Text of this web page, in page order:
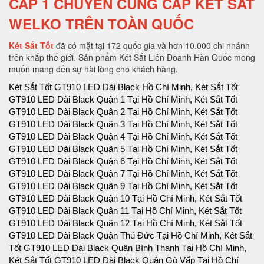
WELKO TRÊN TOÀN QUỐC
Két Sắt Tốt đã có mặt tại 172 quốc gia và hơn 10.000 chi nhánh
trên khắp thế giới. Sản phẩm Két Sắt Liên Doanh Hàn Quốc mong
muốn mang đến sự hài lòng cho khách hàng.
Két Sắt Tốt GT910 LED Dài Black Hồ Chí Minh, Két Sắt Tốt GT910 LED Dài Black Quận 1 Tại Hồ Chí Minh, Két Sắt Tốt GT910 LED Dài Black Quận 2 Tại Hồ Chí Minh, Két Sắt Tốt GT910 LED Dài Black Quận 3 Tại Hồ Chí Minh, Két Sắt Tốt GT910 LED Dài Black Quận 4 Tại Hồ Chí Minh, Két Sắt Tốt GT910 LED Dài Black Quận 5 Tại Hồ Chí Minh, Két Sắt Tốt GT910 LED Dài Black Quận 6 Tại Hồ Chí Minh, Két Sắt Tốt GT910 LED Dài Black Quận 7 Tại Hồ Chí Minh, Két Sắt Tốt GT910 LED Dài Black Quận 9 Tại Hồ Chí Minh, Két Sắt Tốt GT910 LED Dài Black Quận 10 Tại Hồ Chí Minh, Két Sắt Tốt GT910 LED Dài Black Quận 11 Tại Hồ Chí Minh, Két Sắt Tốt GT910 LED Dài Black Quận 12 Tại Hồ Chí Minh, Két Sắt Tốt GT910 LED Dài Black Quận Thủ Đức Tại Hồ Chí Minh, Két Sắt Tốt GT910 LED Dài Black Quận Bình Thạnh Tại Hồ Chí Minh, Két Sắt Tốt GT910 LED Dài Black Quận Gò Vấp Tại Hồ Chí Minh, Két Sắt Tốt GT910 LED Dài Black Quận Phú Nhuận Tại Hồ Chí Minh, Két Sắt Tốt GT910 LED Dài Black Quận Tân Phú Tại Hồ Chí Minh, Két Sắt Tốt GT910 LED Dài Black Quận Bình Tân Tại Hồ Chí Minh, Két Sắt Tốt GT910 LED Dài Black Quận Tân Bình Tại Hồ Chí Minh, Két Sắt Tốt GT910 LED Dài Black Hà Nội, Két Sắt Tốt GT910 LED Dài Black Quận Ba Đình Hà Nội, Két Sắt Tốt GT910 LED Dài Black Quận Hoàn Kiếm Hà Nội, Két Sắt Tốt GT910 LED Dài Black Quận Hai Bà Trưng Hà Nội, Két Sắt Tốt GT910 LED Dài Black Quận Đống Đa Hà Nội, Két Sắt Tốt GT910 LED Dài Black Quận Tây Hồ Hà Nội, Két Sắt Tốt GT910 LED Dài Black Quận Đống Đa Hà Nội, Két Sắt Tốt GT910 LED Dài Black Quận Thanh Xuân Hà Nội, Két Sắt Tốt GT910 LED Dài Black Quận Hoàng Mai Hà Nội, Két Sắt Tốt GT910 LED Dài Black Quận Long Biên Hà Nội, Két Sắt Tốt GT910 LED Dài Black Quận Đống Đa Hà Nội, Két Sắt Tốt GT910 LED Dài Black Huyện Thanh Trì Hà Nội, Két Sắt Tốt GT910 LED Dài Black Huyện Gia Lâm Hà Nội, Két Sắt Tốt GT910 LED Dài Black Huyện Đông Anh Hà Nội, Két Sắt Tốt GT910 LED Dài Black Huyện Sóc Sơn Hà Nội, Két Sắt Tốt GT910 LED Dài Black Quận Hà Đông Hà Nội, Két Sắt Tốt GT910 LED Dài Black Thị xã Sơn Tây Hà Nội, Két Sắt Tốt GT910 LED Dài Black Huyện Ba Vì Hà Nội, Két Sắt Tốt GT910 LED Dài Black Huyện Phúc Thọ Hà Nội, Két Sắt Tốt GT910 LED Dài Black Huyện Thạch Thất Hà Nội, Két Sắt Tốt GT910 LED Dài Black Huyện Quốc Oai Hà Nội, Két Sắt Tốt GT910 LED Dài Black Huyện Chương Mỹ Hà Nội, Két Sắt Tốt GT910 LED Dài Black Huyện Đan Phượng Hà Nội, Két Sắt Tốt GT910 LED Dài Black Huyện Hoài Đức Hà Nội, Két Sắt Tốt GT910 LED Dài Black Huyện Thanh Oai Hà Nội, Két Sắt Tốt GT910 LED Dài Black Huyện Mỹ Đức Hà Nội, Két Sắt Tốt GT910 LED Dài Black Huyện Ứng Hoà Hà Nội, Két Sắt Tốt GT910 LED Dài Black Huyện Thường Tín Hà Nội, Két Sắt Tốt GT910 LED Dài Black Huyện Phú Xuyên Hà Nội, Két Sắt Tốt GT910 LED Dài Black Huyện Mê Linh Hà Nội, Két Sắt Tốt GT910 LED Dài Black Quận Nam Từ Liên Hà Nội, Két Sắt Tốt GT910 LED Dài Black An Giang, Két Sắt Tốt GT910 LED Dài Black Thành phố Long Xuyên Tỉnh An Giang, Két Sắt Tốt GT910 LED Dài Black Thành phố Châu Đốc Tỉnh An Giang, Két Sắt Tốt GT910 LED Dài Black Huyện An Phú Tỉnh An Giang, Két Sắt Tốt GT910 LED Dài Black Thị xã Tân Châu, Két Sắt Tốt GT910 LED Dài Black Huyện Phú Tân, Két Sắt Tốt GT910 LED Dài Black Huyện Châu Phú, Két Sắt Tốt GT910 LED Dài Black Huyện Tịnh Biên, Két Sắt Tốt GT910 LED Dài Black Huyện Tri Tôn, Két Sắt Tốt GT910 LED Dài Black Huyện Châu Thành Tỉnh An Giang, Két Sắt Tốt GT910 LED Dài Black Huyện Chợ Mới Tỉnh An Giang, Két Sắt Tốt GT910 LED Dài Black Huyện Thoại Sơn Tỉnh An Giang, Két Sắt Tốt GT910 LED Dài Black Vũng Tàu, Két Sắt Tốt GT910 LED Dài Black Thành phố Vũng Tàu Tại Bà Rịa - Vũng Tàu, Két Sắt Tốt GT910 LED Dài Black Thành phố Bà Rịa Tại Bà Rịa - Vũng Tàu, Két Sắt Tốt GT910 LED Dài Black Huyện Châu Đức Tại Bà Rịa - Vũng Tàu, Két Sắt Tốt GT910 LED Dài Black Huyện Xuyên Mộc Tại Bà Rịa - Vũng Tàu, Két Sắt Tốt GT910 LED Dài Black Huyện Long Điền Tại Bà Rịa - Két Sắt Tốt GT910 LED Dài Black Cần Thơ, Két Sắt Tốt GT910 LED Dài Black Tại Thành phố Cần Thơ Tỉnh Cần Thơ, Két Sắt Tốt GT910 LED Dài Black Tại Quận Ninh Kiều Tỉnh Cần Thơ, Két Sắt Tốt GT910 LED Dài Black Tại Quận Ô Môn Tỉnh Cần Thơ, Két Sắt Tốt GT910 LED Dài Black Tại Quận Bình Thuỷ Tỉnh Cần Thơ, Két Sắt Tốt GT910 LED Dài Black Tại Quận Cái Răng Tỉnh Cần Thơ, Két Sắt Tốt GT910 LED Dài Black Tại Quận Thốt Nốt Tỉnh Cần Thơ, Két Sắt Tốt GT910 LED Dài Black Tại Huyện Vĩnh Thạnh Tỉnh Cần Thơ, Két Sắt Tốt GT910 LED Dài Black Tại Huyện Cờ Đỏ Tỉnh Cần Thơ, Két Sắt Tốt GT910 LED Dài Black Tại Huyện Phong Điền Tỉnh Cần Thơ, Két Sắt Tốt GT910 LED Dài Black Tại Huyện Thới Lai Tỉnh Cần Thơ, Két Sắt Tốt GT910 LED Dài Black Đà Nẵng, Két Sắt Tốt GT910 LED Dài Black Tại Thành phố Đà Nẵng Tỉnh Đà Nẵng, Két Sắt Tốt GT910 LED Dài Black Tại Quận Liên Chiểu Tỉnh Đà Nẵng, Két Sắt Tốt GT910 LED Dài Black Tại Quận Thanh Khê Tỉnh Đà Nẵng, Két Sắt Tốt GT910 LED Dài Black Tại Quận Hải Châu Tỉnh Đà Nẵng, Két Sắt Tốt GT910 LED Dài Black Tại Quận Sơn Trà Tỉnh Đà Nẵng, Két Sắt Tốt GT910 LED Dài Black Tại Quận Ngũ Hành Sơn Tỉnh Đà Nẵng, Két Sắt Tốt GT910 LED Dài Black Tại Quận Cẩm Lệ Tỉnh Đà Nẵng, Két Sắt Tốt GT910 LED Dài Black TạiHuyện Hòa Vang Tỉnh Đà Nẵng, Két Sắt Tốt GT910 LED Dài Black Đắk Lắk, Két Sắt Tốt GT910 LED Dài Black Tại Thành phố Buôn Ma Thuột Tỉnh Đắk Lắk, Két Sắt Tốt GT910 LED Dài Black Tại Thị xã Buôn Hồ Tỉnh Đắk Lắk, Két Sắt Tốt GT910 LED Dài Black Tại Huyện Buôn Đôn Tỉnh Đắk Lắk, Két Sắt Tốt GT910 LED Dài Black Tại Huyện Cư Kuin Tỉnh Đắk Lắk, Két Sắt Tốt GT910 LED Dài Black Tại Huyện Cư M’gar Tỉnh Đắk Lắk, Két Sắt Tốt GT910 LED Dài Black Tại Huyện Ea H’leo Tỉnh Đắk Lắk, Két Sắt Tốt GT910 LED Dài Black Tại Huyện Ea Kar Tỉnh Đắk Lắk, Két Sắt Tốt GT910 LED Dài Black Tại Huyện Ea Súp Tỉnh Đắk Lắk, Két Sắt Tốt GT910 LED Dài Black Tại Huyện Krông Ana Tỉnh Đắk Lắk, Két Sắt Tốt GT910 LED Dài Black Tại Huyện Krông Bông Tỉnh Đắk Lắk, Két Sắt Tốt GT910 LED Dài Black Tại Huyện Krông Búk Tỉnh Đắk Lắk, Két Sắt Tốt GT910 LED Dài Black Tại Huyện Krông Năng Tỉnh Đắk Lắk, Két Sắt Tốt GT910 LED Dài Black Tại Huyện Krông Pắk Tỉnh Đắk Lắk, Két Sắt Tốt GT910 LED Dài Black Tại Huyện Lắk Tỉnh Đắk Lắk, Két Sắt Tốt GT910 LED Dài Black Tại Huyện M’Đrắk Tỉnh Đắk Lắk, Két Sắt Tốt GT910 LED Dài Black Đắk Nông, Két Sắt Tốt GT910 LED Dài Black Tại Thành phố Gia Nghĩa Tỉnh Đắk Nông, Két Sắt Tốt GT910 LED Dài Black Tại Huyện Cư Jút Tỉnh Đắk Nông, Két Sắt Tốt GT910 LED Dài Black Tại Huyện Đắk Glong Tỉnh Đắk Nông, Két Sắt Tốt GT910 LED Dài Black Tại Huyện Đắk Mil Tỉnh Đắk Nông, Két Sắt Tốt GT910 LED Dài Black Tại Huyện Đắk R’lấp Tỉnh Đắk Nông, Két Sắt Tốt GT910 LED Dài Black Tại Huyện Đắk Song Tỉnh Đắk Nông, Két Sắt Tốt GT910 LED Dài Black Tại Huyện Krông Nô Tỉnh Đắk Nông, Két Sắt Tốt GT910 LED Dài Black Tại Huyện Tuy Đức Tỉnh Đắk Nông, Két Sắt Tốt GT910 LED Dài Black Đồng Nai, Két Sắt Tốt GT910 LED Dài Black Tại Thành phố Biên Hòa Tỉnh Đồng Nai, Két Sắt Tốt GT910 LED Dài Black Tại Thành phố Long Khánh Tỉnh Đồng Nai, Két Sắt Tốt GT910 LED Dài Black Tại Huyện Cẩm Mỹ Tỉnh Đồng Nai, Két Sắt Tốt GT910 LED Dài Black Tại Huyện Định Quán Tỉnh Đồng Nai, Két Sắt Tốt GT910 LED Dài Black Tại Huyện Long Thành Tỉnh Đồng Nai, Két Sắt Tốt GT910 LED Dài Black Tại Huyện Nhơn Trạch Tỉnh Đồng Nai, Két Sắt Tốt GT910 LED Dài Black Tại Huyện Tân Phú Tỉnh Đồng Nai, Két Sắt Tốt GT910 LED Dài Black Tại Huyện Thống Nhất Tỉnh Đồng Nai, Két Sắt Tốt GT910 LED Dài Black Tại Huyện Trảng Bom Tỉnh Đồng Nai, Két Sắt Tốt GT910 LED Dài Black Tại Huyện Vĩnh Cửu Tỉnh Đồng Nai, Két Sắt Tốt GT910 LED Dài Black Tại Huyện Xuân Lộc Tỉnh Đồng Nai, Két Sắt Tốt GT910 LED Dài Black Biên Hòa, Két Sắt Tốt GT910 LED Dài Black Đồng Tháp, Két Sắt Tốt GT910 LED Dài Black Tại Thành phố Cao Lãnh Tỉnh Đồng Tháp, Két Sắt Tốt GT910 LED Dài Black Tại Thành phố Sa Đéc Tỉnh Đồng Tháp, Két Sắt Tốt GT910 LED Dài Black Tại Thị xã Hồng Ngự Tỉnh Đồng Tháp, Két Sắt Tốt GT910 LED Dài Black Tại Huyện Cao Lãnh Tỉnh Đồng Tháp, Két Sắt Tốt GT910 LED Dài Black Tại Huyện Châu Thành Tỉnh Đồng Tháp, Két Sắt Tốt GT910 LED Dài Black Tại Huyện Hồng Ngự Tỉnh Đồng Tháp, Két Sắt Tốt GT910 LED Dài Black Tại Huyện Lai Vung Tỉnh Đồng Tháp, Két Sắt Tốt GT910 LED Dài Black Tại Huyện Lấp Vò Tỉnh Đồng Tháp, Két Sắt Tốt GT910 LED Dài Black Tại Huyện Tam Nông Tỉnh Đồng Tháp, Két Sắt Tốt GT910 LED Dài Black Tại Huyện Tân Hồng Tỉnh Đồng Tháp, Két Sắt Tốt GT910 LED Dài Black Tại Huyện Thanh Bình Tỉnh Đồng Tháp, Két Sắt Tốt GT910 LED Dài Black Tại Huyện Tháp Mười Tỉnh Đồng Tháp, Két Sắt Tốt GT910 LED Dài Black Tại Thành phố Điện Biên Phủ Tỉnh Điện Biên, Két Sắt Tốt GT910 LED Dài Black Tại Thị xã Mường Lay Tỉnh Điện Biên, Két Sắt Tốt GT910 LED Dài Black Tại Huyện Điện Biên Tỉnh Điện Biên, Két Sắt Tốt GT910 LED Dài Black Tại Huyện Điện Biên Đông Tỉnh Điện Biên, Két Sắt Tốt GT910 LED Dài Black Tại Huyện Mường Ảng Tỉnh Điện Biên, Két Sắt Tốt GT910 LED Dài Black Tại Huyện Mường Chà Tỉnh Điện Biên, Két Sắt Tốt GT910 LED Dài Black Tại Huyện Mường Nhé Tỉnh Điện Biên, Két Sắt Tốt GT910 LED Dài Black Tại Huyện Nậm Pồ Tỉnh Điện Biên, Két Sắt Tốt GT910 LED Dài Black Tại Huyện Tủa Chùa Tỉnh Điện Biên, Két Sắt Tốt GT910 LED Dài Black Tại Huyện Tuần Giáo Tỉnh Điện Biên, Két Sắt Tốt GT910 LED Dài Black Điện Biên, Két Sắt Tốt GT910 LED Dài Black Gia Lai, Két Sắt Tốt GT910 LED Dài Black Tại Thành phố Pleiku Tỉnh Gia Lai, Két Sắt Tốt GT910 LED Dài Black Tại Thị xã An Khê Tỉnh Gia Lai, Két Sắt Tốt GT910 LED Dài Black Tại Thị xã Ayun Pa Tỉnh Gia Lai, Két Sắt Tốt GT910 LED Dài Black Tại Huyện Chư Păh Tỉnh Gia Lai, Két Sắt Tốt GT910 LED Dài Black Tại Huyện Chư Prông Tỉnh Gia Lai, Két Sắt Tốt GT910 LED Dài Black Tại Huyện Chư Pưh Tỉnh Gia Lai, Két Sắt Tốt GT910 LED Dài Black Tại Huyện Chư Sê Tỉnh Gia Lai, Két Sắt Tốt GT910 LED Dài Black Tại Huyện Đắk Đoa Tỉnh Gia Lai, Két Sắt Tốt GT910 LED Dài Black Tại Huyện Đak Pơ Tỉnh Gia Lai, Két Sắt Tốt GT910 LED Dài Black Tại Huyện Đức Cơ Tỉnh Gia Lai, Két Sắt Tốt GT910 LED Dài Black Tại Huyện Ia Grai Tỉnh Gia Lai, Két Sắt Tốt GT910 LED Dài Black Tại Huyện Ia Pa Tỉnh Gia Lai, Két Sắt Tốt GT910 LED Dài Black Tại Huyện K’Bang Tỉnh Gia Lai, Két Sắt Tốt GT910 LED Dài B